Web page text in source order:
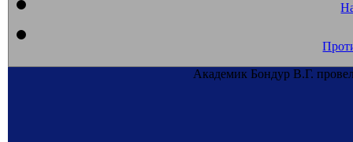
Академик Бондур В.Г.